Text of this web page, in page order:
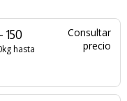
150
hasta
Consultar
precio